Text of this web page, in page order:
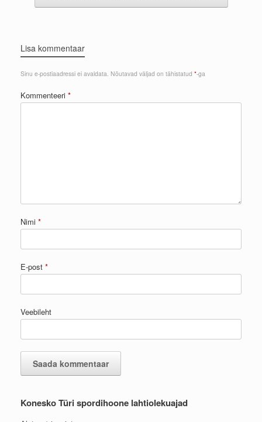
Lisa kommentaar
Sinu e-postiaadressi ei avaldata. Nõutavad väljad on tähistatud *-ga
Kommenteeri *
Nimi *
E-post *
Veebileht
Konesko Türi spordihoone lahtiolekuajad